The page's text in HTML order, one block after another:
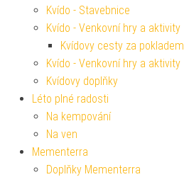
Kvído - Stavebnice
Kvído - Venkovní hry a aktivity
Kvídovy cesty za pokladem
Kvído - Venkovní hry a aktivity
Kvídovy doplňky
Léto plné radosti
Na kempování
Na ven
Mementerra
Doplňky Mementerra